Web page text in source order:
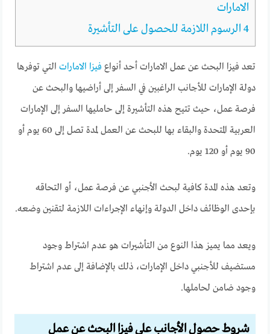
الامارات
4 الرسوم اللازمة للحصول على التأشيرة
تعد فيزا البحث عن عمل الامارات أحد أنواع فيزا الامارات التي توفرها
دولة الإمارات للأجانب الراغبين في السفر إلى أراضيها والبحث عن
فرصة عمل، حيث تتيح هذه التأشيرة إلى حامليها السفر إلى الإمارات
العربية المتحدة والبقاء بها للبحث عن العمل لمدة تصل إلى 60 يوم أو
90 يوم أو 120 يوم.
وتعد هذه المدة كافية لبحث الأجنبي عن فرصة عمل، أو التحاقه
بإحدى الوظائف داخل الدولة وإنهاء الإجراءات اللازمة لتقنين وضعه.
ويعد مما يميز هذا النوع من التأشيرات هو عدم اشتراط وجود
مستضيف للأجنبي داخل الإمارات، ذلك بالإضافة إلى عدم اشتراط
وجود ضامن لحاملها.
شروط حصول الأجانب على فيزا البحث عن عمل